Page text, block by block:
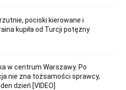
pociski kierowane i
kupiła od Turcji potężny
w centrum Warszawy. Po
nie zna tożsamości sprawcy,
dzień [VIDEO]